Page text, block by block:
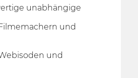
unabhängige
und
und